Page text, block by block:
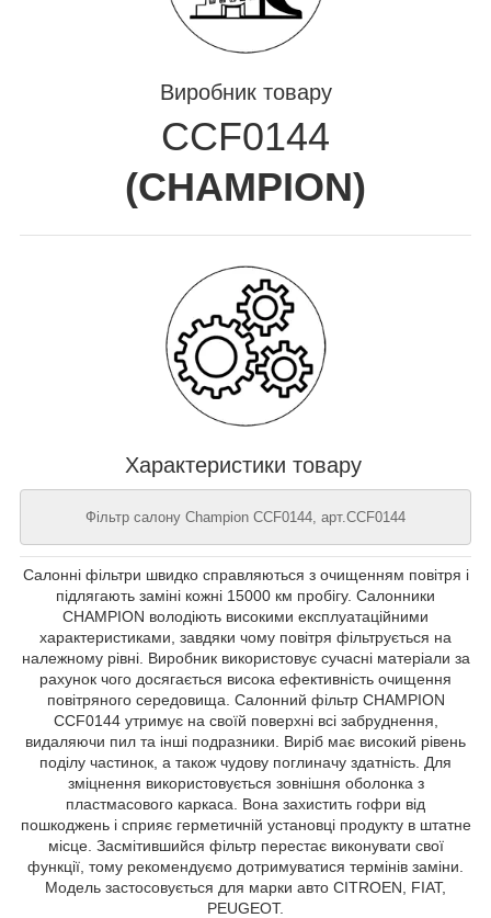
Виробник товару
CCF0144
(CHAMPION)
Характеристики товару
Фільтр салону Champion CCF0144, арт.CCF0144
Салонні фільтри швидко справляються з очищенням повітря і
підлягають заміні кожні 15000 км пробігу. Салонники
CHAMPION володіють високими експлуатаційними
характеристиками, завдяки чому повітря фільтрується на
належному рівні. Виробник використовує сучасні матеріали за
рахунок чого досягається висока ефективність очищення
повітряного середовища. Салонний фільтр CHAMPION
CCF0144 утримує на своїй поверхні всі забруднення,
видаляючи пил та інші подразники. Виріб має високий рівень
поділу частинок, а також чудову поглиначу здатність. Для
зміцнення використовується зовнішня оболонка з
пластмасового каркаса. Вона захистить гофри від
пошкоджень і сприяє герметичній установці продукту в штатне
місце. Засмітившийся фільтр перестає виконувати свої
функції, тому рекомендуємо дотримуватися термінів заміни.
Модель застосовується для марки авто CITROEN, FIAT,
PEUGEOT.